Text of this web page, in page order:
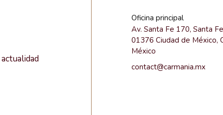
Oficina principal
Av. Santa Fe 170, Santa
01376 Ciudad de México,
México
contact@carmania.mx